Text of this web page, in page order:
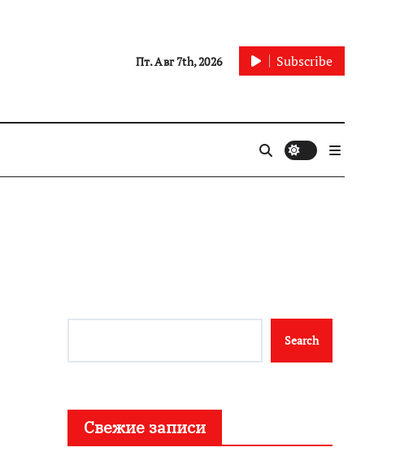
Пт. Авг 7th, 2026 Subscribe
Search
Свежие записи